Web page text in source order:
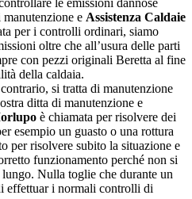
e Assistenza Caldaie
per i controlli ordinari, siamo
oltre che all’usura delle parti
con pezzi originali Beretta al fine
della caldaia.
si tratta di manutenzione
ditta di manutenzione e
è chiamata per risolvere dei
esempio un guasto o una rottura
per risolvere subito la situazione e
funzionamento perché non si
lungo. Nulla toglie che durante un
effettuar i normali controlli di